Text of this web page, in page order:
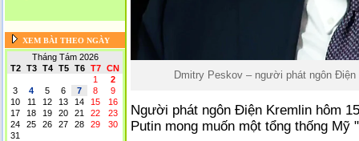
XEM BÀI THEO NGÀY
Tháng Tám 2026
T2
T3 T4 T5 T6 T7
CN
1
2
3
4 5 6 7 8
9
10
11 12 13 14 15
16
17
18 19 20 21 22
23
24
25 26 27 28 29
30
31
Dmitry Peskov – người phát ngôn
Người phát ngôn Điện Kremlin hôm
Putin mong muốn một tổng thống